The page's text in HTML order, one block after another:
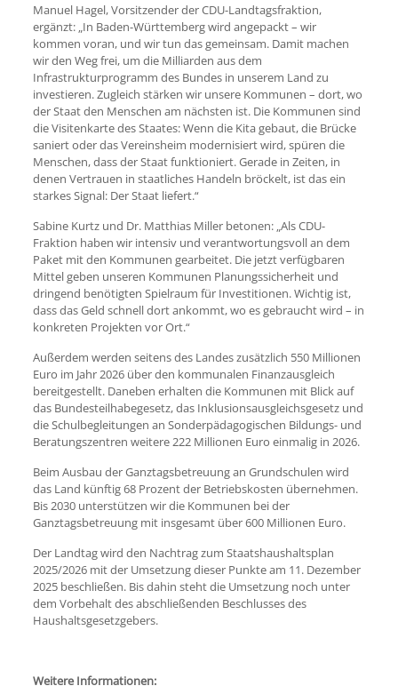
Manuel Hagel, Vorsitzender der CDU-Landtagsfraktion,
ergänzt: „In Baden-Württemberg wird angepackt – wir
kommen voran, und wir tun das gemeinsam. Damit machen
wir den Weg frei, um die Milliarden aus dem
Infrastrukturprogramm des Bundes in unserem Land zu
investieren. Zugleich stärken wir unsere Kommunen – dort, wo
der Staat den Menschen am nächsten ist. Die Kommunen sind
die Visitenkarte des Staates: Wenn die Kita gebaut, die Brücke
saniert oder das Vereinsheim modernisiert wird, spüren die
Menschen, dass der Staat funktioniert. Gerade in Zeiten, in
denen Vertrauen in staatliches Handeln bröckelt, ist das ein
starkes Signal: Der Staat liefert.“
Sabine Kurtz und Dr. Matthias Miller betonen: „Als CDU-
Fraktion haben wir intensiv und verantwortungsvoll an dem
Paket mit den Kommunen gearbeitet. Die jetzt verfügbaren
Mittel geben unseren Kommunen Planungssicherheit und
dringend benötigten Spielraum für Investitionen. Wichtig ist,
dass das Geld schnell dort ankommt, wo es gebraucht wird – in
konkreten Projekten vor Ort.“
Außerdem werden seitens des Landes zusätzlich 550 Millionen
Euro im Jahr 2026 über den kommunalen Finanzausgleich
bereitgestellt. Daneben erhalten die Kommunen mit Blick auf
das Bundesteilhabegesetz, das Inklusionsausgleichsgesetz und
die Schulbegleitungen an Sonderpädagogischen Bildungs- und
Beratungszentren weitere 222 Millionen Euro einmalig in 2026.
Beim Ausbau der Ganztagsbetreuung an Grundschulen wird
das Land künftig 68 Prozent der Betriebskosten übernehmen.
Bis 2030 unterstützen wir die Kommunen bei der
Ganztagsbetreuung mit insgesamt über 600 Millionen Euro.
Der Landtag wird den Nachtrag zum Staatshaushaltsplan
2025/2026 mit der Umsetzung dieser Punkte am 11. Dezember
2025 beschließen. Bis dahin steht die Umsetzung noch unter
dem Vorbehalt des abschließenden Beschlusses des
Haushaltsgesetzgebers.
Weitere Informationen: